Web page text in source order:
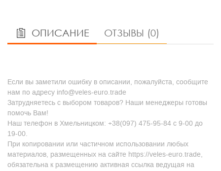
ОПИСАНИЕ ОТЗЫВЫ (0)
Если вы заметили ошибку в описании, пожалуйста, сообщите
нам по адресу info@veles-euro.trade
Затрудняетесь с выбором товаров? Наши менеджеры готовы
помочь Вам!
Наш телефон в Хмельницком: +38(097) 475-95-84 с 9-00 до
19-00.
При копировании или частичном использовании любых
материалов, размещенных на сайте https://veles-euro.trade,
обязательна к размещению активная ссылка ведущая на